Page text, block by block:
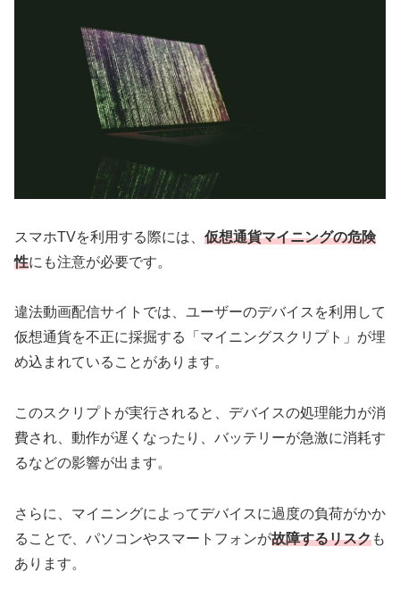
スマホTVを利用する際には、 仮想通貨マイニングの危険
性にも注意が必要です。
違法動画配信サイトでは、ユーザーのデバイスを利用して
仮想通貨を不正に採掘する「マイニングスクリプト」が埋
め込まれていることがあります。
このスクリプトが実行されると、デバイスの処理能力が消
費され、動作が遅くなったり、バッテリーが急激に消耗す
るなどの影響が出ます。
さらに、マイニングによってデバイスに過度の負荷がかか
ることで、パソコンやスマートフォンが故障するリスクも
あります。